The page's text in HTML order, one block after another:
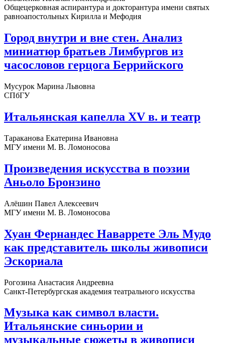
Общецерковная аспирантура и докторантура имени святых
равноапостольных Кирилла и Мефодия
Город внутри и вне стен. Анализ
миниатюр братьев Лимбургов из
часословов герцога Беррийского
Мусурок Марина Львовна
СПбГУ
Итальянская капелла XV в. и театр
Тараканова Екатерина Ивановна
МГУ имени М. В. Ломоносова
Произведения искусства в поэзии
Аньоло Бронзино
Алёшин Павел Алексеевич
МГУ имени М. В. Ломоносова
Хуан Фернандес Наваррете Эль Мудо
как представитель школы живописи
Эскориала
Рогозина Анастасия Андреевна
Санкт-Петербургская академия театрального искусства
Музыка как символ власти.
Итальянские синьории и
музыкальные сюжеты в живописи